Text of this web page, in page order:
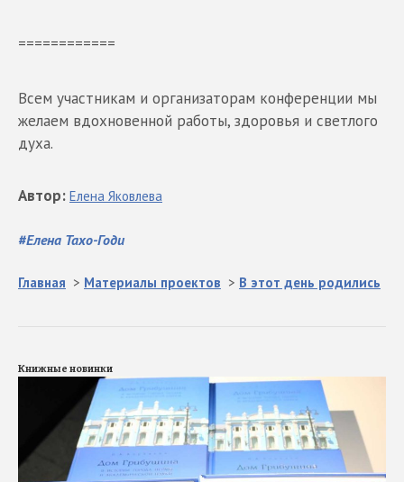
============
Всем участникам и организаторам конференции мы
желаем вдохновенной работы, здоровья и светлого
духа.
#Елена Тахо-Годи
Автор: Елена Яковлева
Главная > Материалы проектов > В этот день родились
Книжные новинки